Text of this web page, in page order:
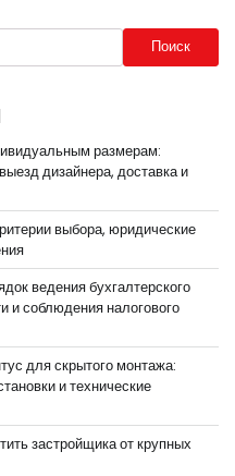
Поиск
размерам:
дизайнера, доставка и
выбора, юридические
ведения бухгалтерского
и соблюдения налогового
для скрытого монтажа:
и технические
застройщика от крупных